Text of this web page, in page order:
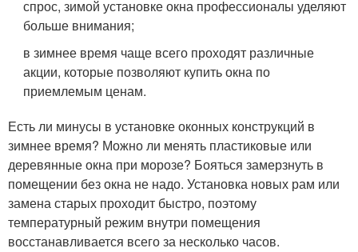
спрос, зимой установке окна профессионалы уделяют
больше внимания;
в зимнее время чаще всего проходят различные
акции, которые позволяют купить окна по
приемлемым ценам.
Есть ли минусы в установке оконных конструкций в
зимнее время? Можно ли менять пластиковые или
деревянные окна при морозе? Бояться замерзнуть в
помещении без окна не надо. Установка новых рам или
замена старых проходит быстро, поэтому
температурный режим внутри помещения
восстанавливается всего за несколько часов.